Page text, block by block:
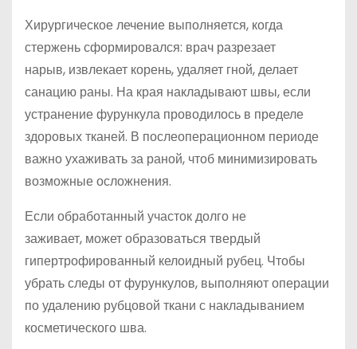
Хирургическое лечение выполняется, когда
стержень сформировался: врач разрезает
нарыв, извлекает корень, удаляет гной, делает
санацию раны. На края накладывают швы, если
устранение фурункула проводилось в пределе
здоровых тканей. В послеоперационном периоде
важно ухаживать за раной, чтоб минимизировать
возможные осложнения.
Если обработанный участок долго не
заживает, может образоваться твердый
гипертрофированный келоидный рубец. Чтобы
убрать следы от фурункулов, выполняют операции
по удалению рубцовой ткани с накладыванием
косметического шва.